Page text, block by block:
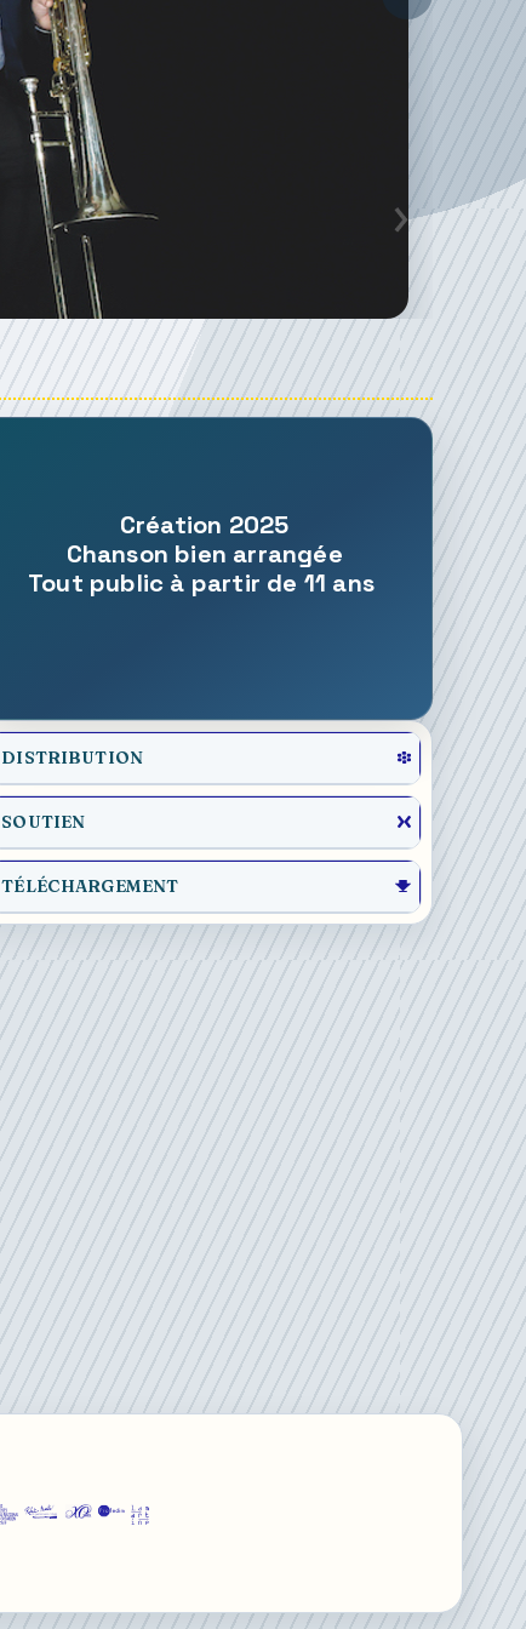
Création 2025
Chanson bien arrangée
Tout public à partir de 11 ans
DISTRIBUTION
SOUTIEN
TÉLÉCHARGEMENT